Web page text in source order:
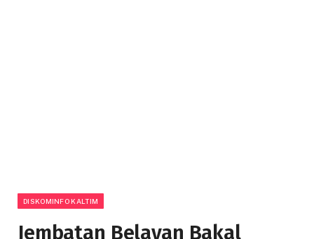
DISKOMINFO KALTIM
Jembatan Belayan Bakal